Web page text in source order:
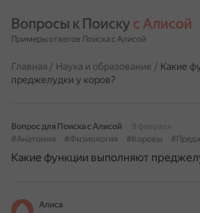
Вопросы к Поиску с Алисой
Примеры ответов Поиска с Алисой
Главная / Наука и образование / Какие
преджелудки у коров?
Вопрос для Поиска с Алисой
9 февраля
#Анатомия
#Физиология #Коровы
Какие функции выполняют
Алиса